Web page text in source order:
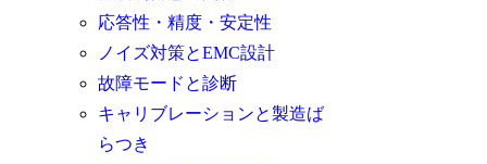
応答性・精度・安定性
ノイズ対策とEMC設計
故障モードと診断
キャリブレーションと製造ば
らつき